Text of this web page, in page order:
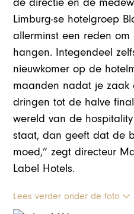
de directie en de
Limburg-se hotelgroep
allerminst een reden
hangen. Integendeel
nieuwkomer op de
maanden nadat je zaak
dringen tot de halve
wereld van de
staat, dan geeft dat de
moed,” zegt directeur
Label Hotels.
Lees verder onder de foto